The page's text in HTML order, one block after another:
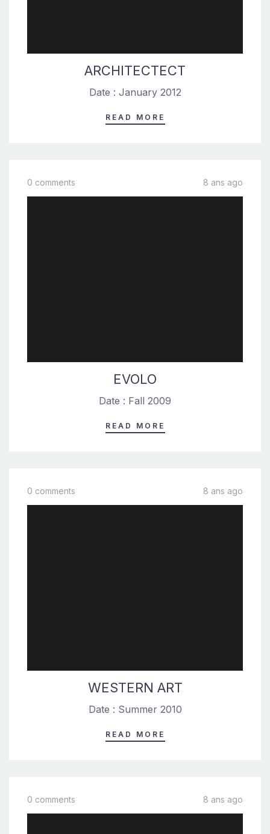
ARCHITECTECT
Date : January 2012
READ MORE
0 comments 8 ans ago
EVOLO
Date : Fall 2009
READ MORE
0 comments 8 ans ago
WESTERN ART
Date : Summer 2010
READ MORE
0 comments 8 ans ago